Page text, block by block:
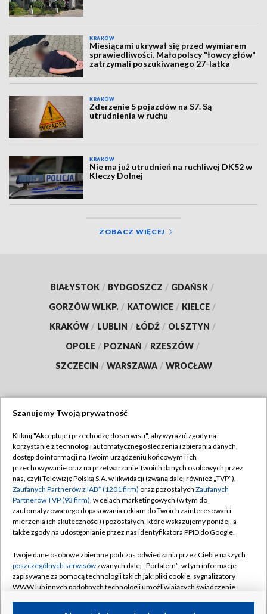
KRAKÓW
Miesiącami ukrywał się przed wymiarem
sprawiedliwości. Małopolscy "łowcy głów"
zatrzymali poszukiwanego 27-latka
KRAKÓW
Zderzenie 5 pojazdów na S7. Są
utrudnienia w ruchu
KRAKÓW
Nie ma już utrudnień na ruchliwej DK52 w
Kleczy Dolnej
ZOBACZ WIĘCEJ
BIAŁYSTOK / BYDGOSZCZ / GDAŃSK /
GORZÓW WLKP. / KATOWICE / KIELCE /
KRAKÓW / LUBLIN / ŁÓDŹ / OLSZTYN /
OPOLE / POZNAŃ / RZESZÓW /
SZCZECIN / WARSZAWA / WROCŁAW
TVP
Abonament TVP
Emisja w TVP
Centrum informacji TVP
Naziemna Telewizja Cyfrowa
Rada Programowa
System NOS
Informacje o nadawcy
Regulamin TVP
Polityka prywatności
Moje zgody
Pomoc
Kontakt
Kanały
Szanujemy Twoją prywatność
Kliknij "Akceptuję i przechodzę do serwisu", aby wyrazić zgody na
korzystanie z technologii automatycznego śledzenia i zbierania danych,
dostęp do informacji na Twoim urządzeniu końcowym i ich
przechowywanie oraz na przetwarzanie Twoich danych osobowych przez
nas, czyli Telewizję Polską S.A. w likwidacji (zwaną dalej również „TVP”),
Zaufanych Partnerów z IAB* (1201 firm) oraz pozostałych Zaufanych
Partnerów TVP (93 firm), w celach marketingowych (w tym do
zautomatyzowanego dopasowania reklam do Twoich zainteresowań i
mierzenia ich skuteczności) i pozostałych, które wskazujemy poniżej, a
także zgody na udostępnianie przez nas identyfikatora PPID do Google.
Twoje dane osobowe zbierane podczas odwiedzania przez Ciebie naszych
poszczególnych serwisówzwanych dalej „Portalem”, w tym informacje
zapisywane za pomocą technologii takich jak: pliki cookie, sygnalizatory
WWW lub innych podobnych technologii umożliwiających świadczenie